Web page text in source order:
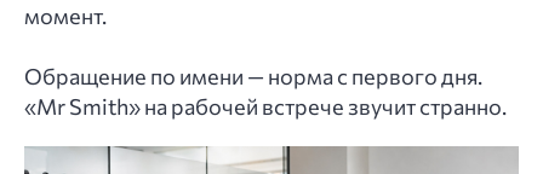
момент.
Обращение по имени — норма с первого дня.
«Mr Smith» на рабочей встрече звучит странно.